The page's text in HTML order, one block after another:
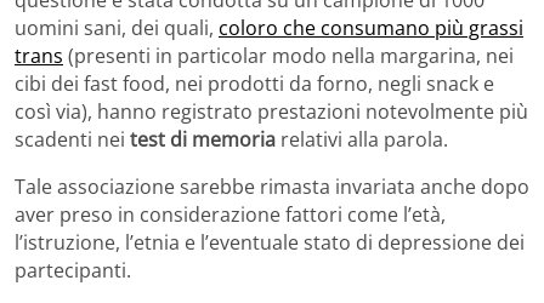
uomini sani, dei quali, coloro che consumano più grassi
trans (presenti in particolar modo nella margarina, nei
cibi dei fast food, nei prodotti da forno, negli snack e
così via), hanno registrato prestazioni notevolmente più
scadenti nei test di memoria relativi alla parola.
Tale associazione sarebbe rimasta invariata anche dopo
aver preso in considerazione fattori come l’età,
l’istruzione, l’etnia e l’eventuale stato di depressione dei
partecipanti.